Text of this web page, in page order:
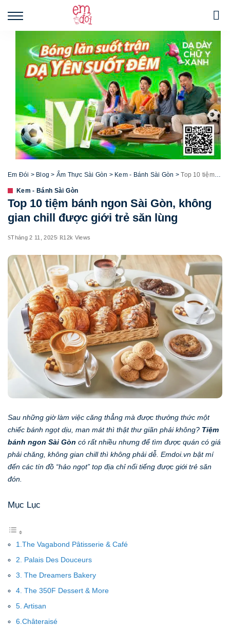
Em Đói > Blog > Ẩm Thực Sài Gòn > Kem - Bánh Sài Gòn >Top 10 tiệm bánh ngon Sài Gòn, không gian chill được giới trẻ săn lùng
Kem - Bánh Sài Gòn
Top 10 tiệm bánh ngon Sài Gòn, không
gian chill được giới trẻ săn lùng
Tháng 2 11, 2025 12k Views
Sau những giờ làm việc căng thẳng mà được thưởng thức một
chiếc bánh ngọt dịu, man mát thì thật thư giãn phải không? Tiệm
bánh ngon Sài Gòn có rất nhiều nhưng để tìm được quán có giá
phải chăng, không gian chill thì không phải dễ. Emdoi.vn bật mí
đến các tín đồ “hảo ngọt” top địa chỉ nổi tiếng được giới trẻ săn
đón.
Mục Lục
1.The Vagabond Pâtisserie & Café
2. Palais Des Douceurs
3. The Dreamers Bakery
4. The 350F Dessert & More
5. Artisan
6.Châteraisé